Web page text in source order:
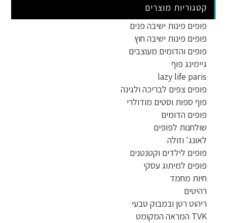
קטגוריות מוצרים
פופים פינות ישיבה פנים
פופים פינות ישיבה חוץ
פופים והדומים מעוצבים
גיימינג פוף
lazy life paris
פופים צפים לבריכה ולגינה
פוף ספות וסטים מודולרי
פופים הדומים
שולחנות לפופים
לאונג' וזולה
פופים לילדים וקטנטנים
פופים למיתוג עסקי
חיות מחמד
רהיטים
ריהוט רטן ובמבוק טבעי
TVK המראה המקומט